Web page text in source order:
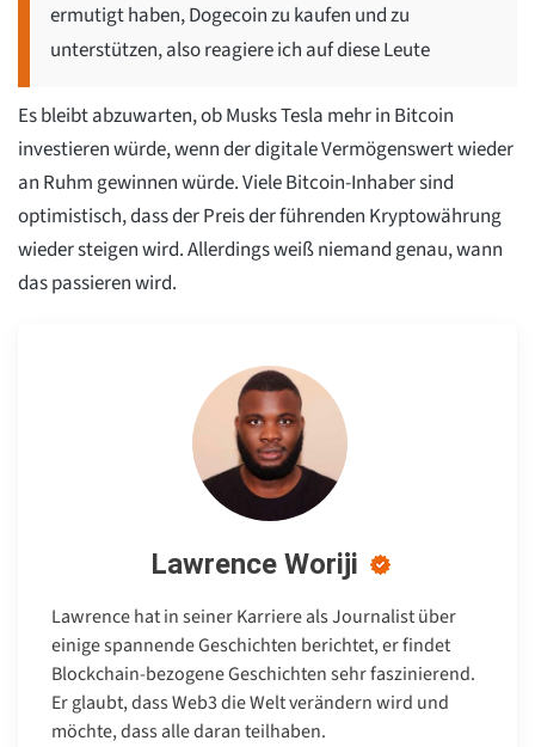
ermutigt haben, Dogecoin zu kaufen und zu
unterstützen, also reagiere ich auf diese Leute
Es bleibt abzuwarten, ob Musks Tesla mehr in Bitcoin
investieren würde, wenn der digitale Vermögenswert wieder
an Ruhm gewinnen würde. Viele Bitcoin-Inhaber sind
optimistisch, dass der Preis der führenden Kryptowährung
wieder steigen wird. Allerdings weiß niemand genau, wann
das passieren wird.
Lawrence Woriji
Lawrence hat in seiner Karriere als Journalist über
einige spannende Geschichten berichtet, er findet
Blockchain-bezogene Geschichten sehr faszinierend.
Er glaubt, dass Web3 die Welt verändern wird und
möchte, dass alle daran teilhaben.